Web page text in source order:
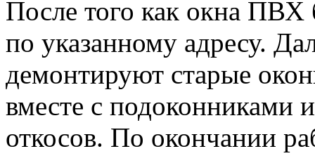
После того как окна ПВХ
по указанному адресу.
демонтируют старые
вместе с подоконниками
откосов. По окончании